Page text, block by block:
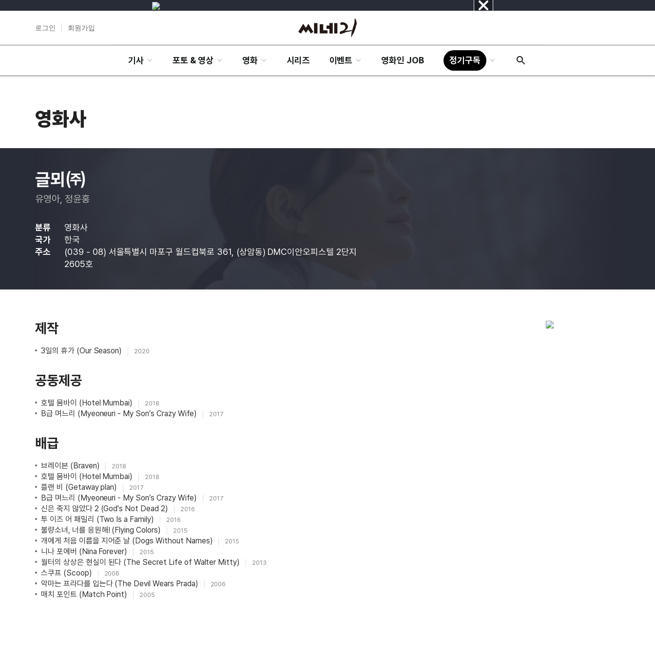
닫
로그인 회원가입
기사 포토 & 영상 영화 시리즈 이벤트 영화인 JOB 정기구독
영화사
글뫼㈜
유영아, 정윤홍
분류
영화사
국가
한국
주소
(039 - 08) 서울특별시 마포구 월드컵북로 361, (상암동) DMC이안오피스텔 2단지
2605호
제작
3일의 휴가 (Our Season) 2020
공동제공
호텔 뭄바이 (Hotel Mumbai) 2018
B급 며느리 (Myeoneuri - My Son’s Crazy Wife) 2017
배급
브레이븐 (Braven) 2018
호텔 뭄바이 (Hotel Mumbai) 2018
플랜 비 (Getaway plan) 2017
B급 며느리 (Myeoneuri - My Son’s Crazy Wife) 2017
신은 죽지 않았다 2 (God's Not Dead 2) 2016
투 이즈 어 패밀리 (Two Is a Family) 2016
불량소녀, 너를 응원해! (Flying Colors) 2015
개에게 처음 이름을 지어준 날 (Dogs Without Names) 2015
니나 포에버 (Nina Forever) 2015
월터의 상상은 현실이 된다 (The Secret Life of Walter Mitty) 2013
스쿠프 (Scoop) 2006
악마는 프라다를 입는다 (The Devil Wears Prada) 2006
매치 포인트 (Match Point) 2005